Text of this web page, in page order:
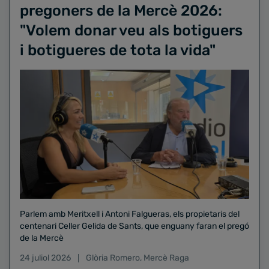
pregoners de la Mercè 2026:
"Volem donar veu als botiguers
i botigueres de tota la vida"
Parlem amb Meritxell i Antoni Falgueras, els propietaris del
centenari Celler Gelida de Sants, que enguany faran el pregó
de la Mercè
24 juliol 2026
Glòria Romero, Mercè Raga